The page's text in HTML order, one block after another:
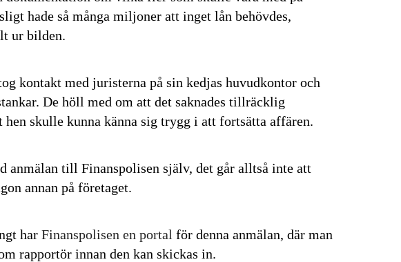
hade så många miljoner att inget lån behövdes,
ur bilden.
kontakt med juristerna på sin kedjas huvudkontor och
De höll med om att det saknades tillräcklig
skulle kunna känna sig trygg i att fortsätta affären.
anmälan till Finanspolisen själv, det går alltså inte att
annan på företaget.
har Finanspolisen en portal för denna anmälan, där man
rapportör innan den kan skickas in.